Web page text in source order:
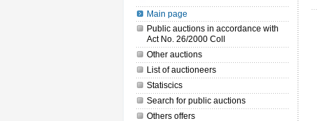
Main page
Public auctions in accordance with
Act No. 26/2000 Coll
Other auctions
List of auctioneers
Statiscics
Search for public auctions
Others offers